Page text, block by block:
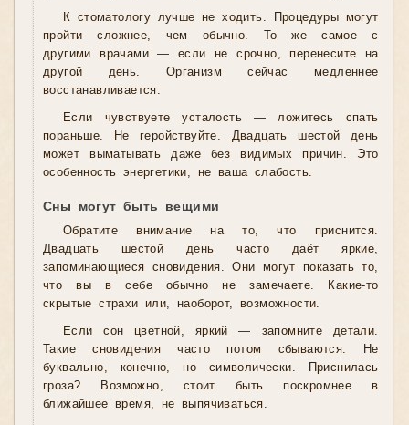
К стоматологу лучше не ходить. Процедуры могут
пройти сложнее, чем обычно. То же самое с
другими врачами — если не срочно, перенесите на
другой день. Организм сейчас медленнее
восстанавливается.
Если чувствуете усталость — ложитесь спать
пораньше. Не геройствуйте. Двадцать шестой день
может выматывать даже без видимых причин. Это
особенность энергетики, не ваша слабость.
Сны могут быть вещими
Обратите внимание на то, что приснится.
Двадцать шестой день часто даёт яркие,
запоминающиеся сновидения. Они могут показать то,
что вы в себе обычно не замечаете. Какие-то
скрытые страхи или, наоборот, возможности.
Если сон цветной, яркий — запомните детали.
Такие сновидения часто потом сбываются. Не
буквально, конечно, но символически. Приснилась
гроза? Возможно, стоит быть поскромнее в
ближайшее время, не выпячиваться.